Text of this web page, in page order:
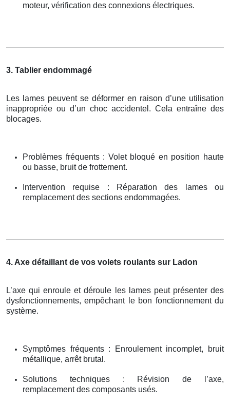
moteur, vérification des connexions électriques.
3. Tablier endommagé
Les lames peuvent se déformer en raison d’une utilisation
inappropriée ou d’un choc accidentel. Cela entraîne des
blocages.
Problèmes fréquents : Volet bloqué en position haute
ou basse, bruit de frottement.
Intervention requise : Réparation des lames ou
remplacement des sections endommagées.
4. Axe défaillant de vos volets roulants sur Ladon
L’axe qui enroule et déroule les lames peut présenter des
dysfonctionnements, empêchant le bon fonctionnement du
système.
Symptômes fréquents : Enroulement incomplet, bruit
métallique, arrêt brutal.
Solutions techniques : Révision de l’axe,
remplacement des composants usés.